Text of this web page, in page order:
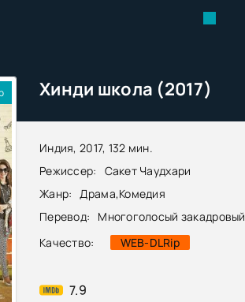
Хинди школа (2017)
Индия, 2017, 132 мин.
Режиссер:
Сакет Чаудхари
Жанр:
Драма,Комедия
Перевод:
Многоголосый закадровый
Качество:
WEB-DLRip
7.9